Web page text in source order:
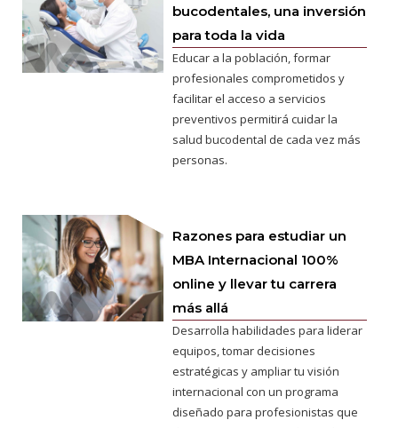
bucodentales, una inversión
para toda la vida
Educar a la población, formar
profesionales comprometidos y
facilitar el acceso a servicios
preventivos permitirá cuidar la
salud bucodental de cada vez más
personas.
Razones para estudiar un
MBA Internacional 100%
online y llevar tu carrera
más allá
Desarrolla habilidades para liderar
equipos, tomar decisiones
estratégicas y ampliar tu visión
internacional con un programa
diseñado para profesionistas que